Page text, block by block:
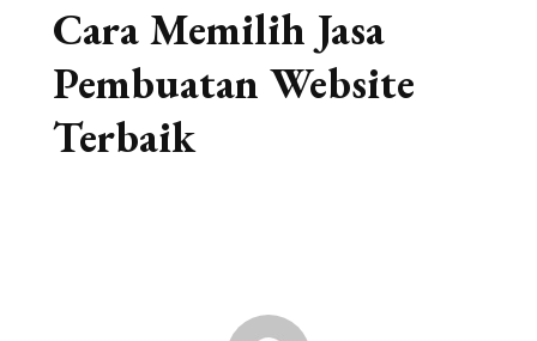
Cara Memilih Jasa
Pembuatan Website
Terbaik